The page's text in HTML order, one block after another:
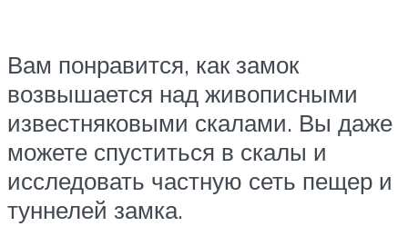
Вам понравится, как замок
возвышается над живописными
известняковыми скалами. Вы даже
можете спуститься в скалы и
исследовать частную сеть пещер и
туннелей замка.